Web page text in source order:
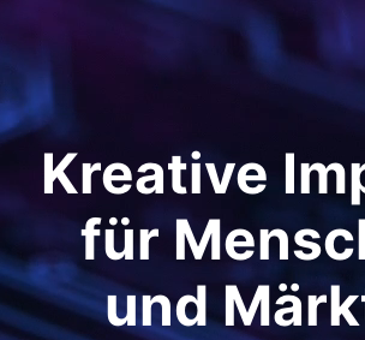
Kreative
für
und